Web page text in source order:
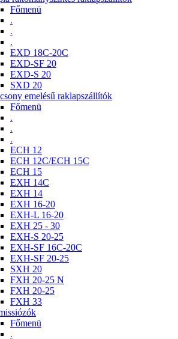
Főmenü
.
.
.
EXD 18C-20C
EXD-SF 20
EXD-S 20
SXD 20
emelésű raklapszállítók
Főmenü
.
.
.
ECH 12
ECH 12C/ECH 15C
ECH 15
EXH 14C
EXH 14
EXH 16-20
EXH-L 16-20
EXH 25 - 30
EXH-S 20-25
EXH-SF 16C-20C
EXH-SF 20-25
SXH 20
FXH 20-25 N
FXH 20-25
FXH 33
Főmenü
.